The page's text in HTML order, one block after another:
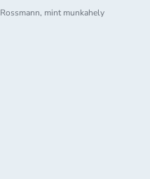
Rossmann, mint munkahely